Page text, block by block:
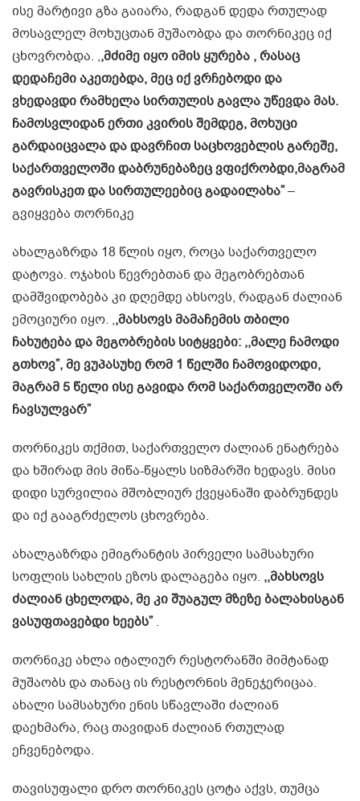
ისე მარტივი გზა გაიარა, რადგან დედა რთულად
მოსავლელ მოხუცთან მუშაობდა და თორნიკეც იქ
ცხოვრობდა. ,,მძიმე იყო იმის ყურება , რასაც
დედაჩემი აკეთებდა, მეც იქ ვრჩებოდი და
ვხედავდი რამხელა სირთულის გავლა უწევდა მას.
ჩამოსვლიდან ერთი კვირის შემდეგ, მოხუცი
გარდაიცვალა და დავრჩით საცხოვებლის გარეშე,
საქართველოში დაბრუნებაზეც ვფიქრობდი,მაგრამ
გავრისკეთ და სირთულეებიც გადაილახა”–
გვიყვება თორნიკე
ახალგაზრდა 18 წლის იყო, როცა საქართველო
დატოვა. ოჯახის წევრებთან და მეგობრებთან
დამშვიდობება კი დღემდე ახსოვს, რადგან ძალიან
ემოციური იყო. ,,მახსოვს მამაჩემის თბილი
ჩახუტება და მეგობრების სიტყვები: ,,მალე ჩამოდი
გთხოვ”, მე ვუპასუხე რომ 1 წელში ჩამოვიდოდი,
მაგრამ 5 წელი ისე გავიდა რომ საქართველოში არ
ჩავსულვარ”
თორნიკეს თქმით, საქართველო ძალიან ენატრება
და ხშირად მის მიწა-წყალს სიზმარში ხედავს. მისი
დიდი სურვილია მშობლიურ ქვეყანაში დაბრუნდეს
და იქ გააგრძელოს ცხოვრება.
ახალგაზრდა ემიგრანტის პირველი სამსახური
სოფლის სახლის ეზოს დალაგება იყო. ,,მახსოვს
ძალიან ცხელოდა, მე კი შუაგულ მზეზე ბალახისგან
ვასუფთავებდი ხეებს”.
თორნიკე ახლა იტალიურ რესტორანში მიმტანად
მუშაობს და თანაც ის რესტორნის მენეჯერიცაა.
ახალი სამსახური ენის სწავლაში ძალიან
დაეხმარა, რაც თავიდან ძალიან რთულად
ეჩვენებოდა.
თავისუფალი დრო თორნიკეს ცოტა აქვს, თუმცა